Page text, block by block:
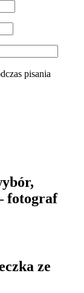
pisania
fotograf
ze